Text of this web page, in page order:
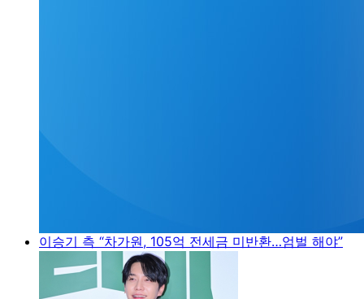
이승기 측 “차가원, 105억 전세금 미반환…엄벌 해야”